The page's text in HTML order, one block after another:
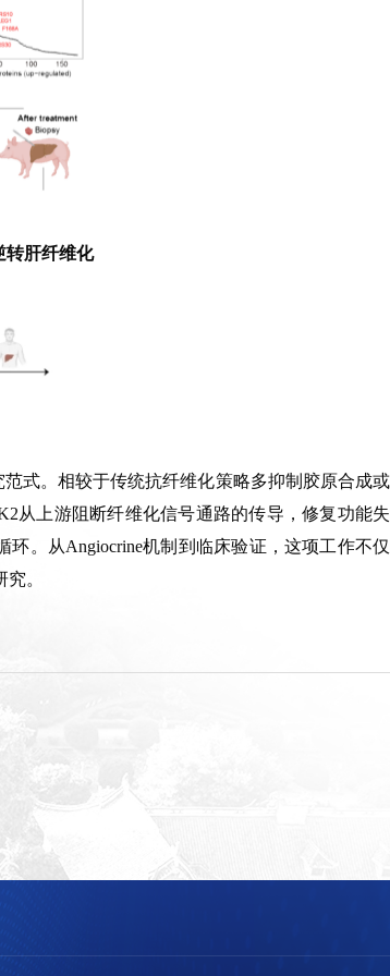
转肝纤维化
式。相较于传统抗纤维化策略多抑制胶原合成或
从上游阻断纤维化信号通路的传导，修复功能失
。从Angiocrine机制到临床验证，这项工作不仅
。